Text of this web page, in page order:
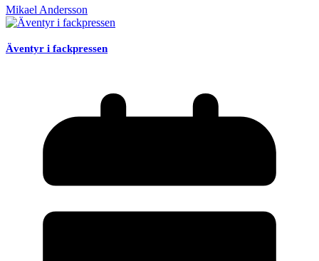
Mikael Andersson
Äventyr i fackpressen